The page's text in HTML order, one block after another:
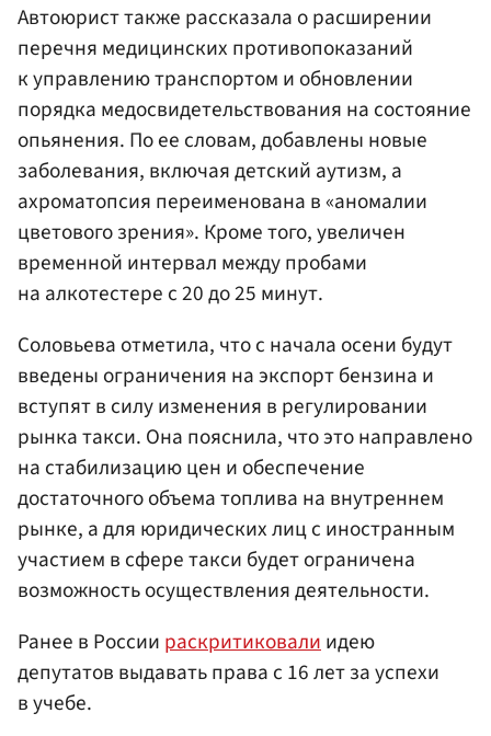
Автоюрист также рассказала о расширении
перечня медицинских противопоказаний
к управлению транспортом и обновлении
порядка медосвидетельствования на состояние
опьянения. По ее словам, добавлены новые
заболевания, включая детский аутизм, а
ахроматопсия переименована в «аномалии
цветового зрения». Кроме того, увеличен
временной интервал между пробами
на алкотестере с 20 до 25 минут.
Соловьева отметила, что с начала осени будут
введены ограничения на экспорт бензина и
вступят в силу изменения в регулировании
рынка такси. Она пояснила, что это направлено
на стабилизацию цен и обеспечение
достаточного объема топлива на внутреннем
рынке, а для юридических лиц с иностранным
участием в сфере такси будет ограничена
возможность осуществления деятельности.
Ранее в России раскритиковалиидею
депутатов выдавать права с 16 лет за успехи
в учебе.